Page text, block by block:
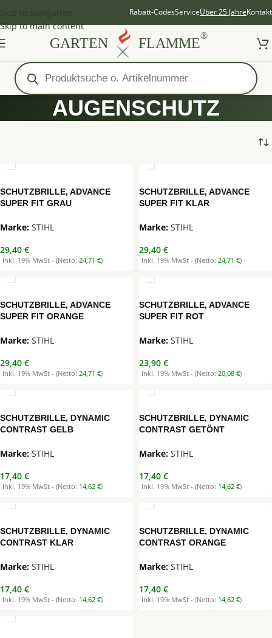
Skip to navigation
Skip to main content
Rabatt-CodesServiceÜber 25 JahreKontakt
GARTEN FLAMME®
AUGENSCHUTZ
SCHUTZBRILLE, ADVANCE
SUPER FIT GRAU
STIHL
29,40 €
Inkl. 19% MwSt - (Netto: 24,71 €)
SCHUTZBRILLE, ADVANCE
SUPER FIT KLAR
STIHL
29,40 €
Inkl. 19% MwSt - (Netto: 24,71 €)
SCHUTZBRILLE, ADVANCE
SUPER FIT ORANGE
STIHL
29,40 €
Inkl. 19% MwSt - (Netto: 24,71 €)
SCHUTZBRILLE, ADVANCE
SUPER FIT ROT
STIHL
23,90 €
Inkl. 19% MwSt - (Netto: 20,08 €)
SCHUTZBRILLE, DYNAMIC
CONTRAST GELB
STIHL
17,40 €
Inkl. 19% MwSt - (Netto: 14,62 €)
SCHUTZBRILLE, DYNAMIC
CONTRAST GETÖNT
STIHL
17,40 €
Inkl. 19% MwSt - (Netto: 14,62 €)
SCHUTZBRILLE, DYNAMIC
CONTRAST KLAR
STIHL
17,40 €
Inkl. 19% MwSt - (Netto: 14,62 €)
SCHUTZBRILLE, DYNAMIC
CONTRAST ORANGE
STIHL
17,40 €
Inkl. 19% MwSt - (Netto: 14,62 €)